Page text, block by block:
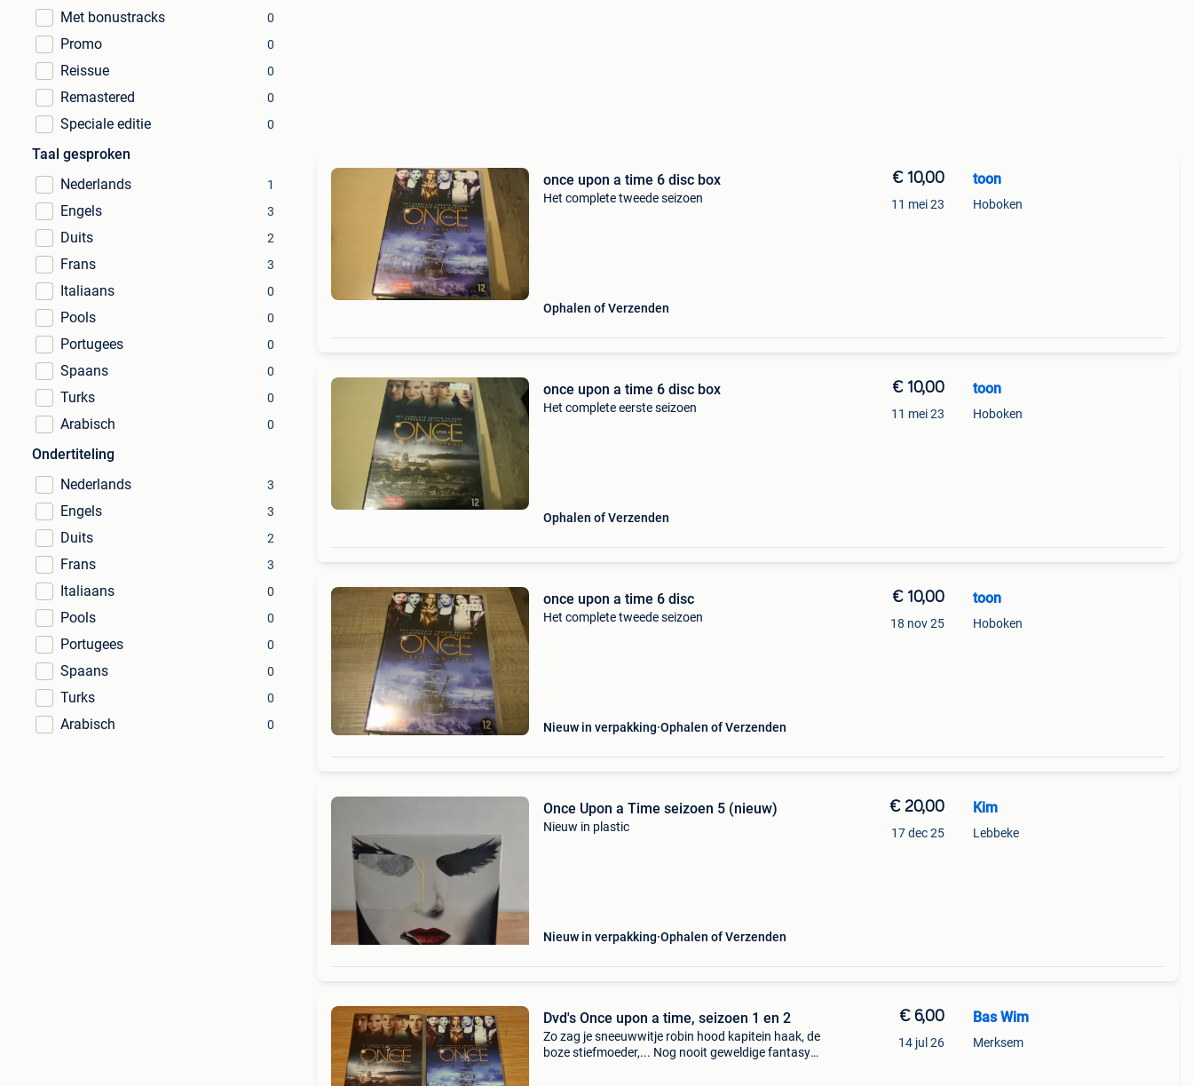
Met bonustracks 0
Promo 0
Reissue 0
Remastered 0
Speciale editie 0
Taal gesproken
Nederlands
1
Engels 3
Duits 2
Frans 3
Italiaans 0
Pools 0
Portugees 0
Spaans 0
Turks 0
Arabisch 0
Ondertiteling
Nederlands
3
Engels 3
Duits 2
Frans 3
Italiaans 0
Pools 0
Portugees 0
Spaans 0
Turks 0
Arabisch 0
once upon a time 6 disc box
Het complete tweede seizoen
Ophalen of Verzenden
€ 10,00
11 mei 23
toon
Hoboken
once upon a time 6 disc box
Het complete eerste seizoen
Ophalen of Verzenden
€ 10,00
11 mei 23
toon
Hoboken
once upon a time 6 disc
Het complete tweede seizoen
Nieuw in verpakking Ophalen of Verzenden
€ 10,00
18 nov 25
toon
Hoboken
Once Upon a Time seizoen 5 (nieuw)
Nieuw in plastic
Nieuw in verpakking Ophalen of Verzenden
€ 20,00
17 dec 25
Kim
Lebbeke
Dvd's Once upon a time, seizoen 1 en 2
Zo zag je sneeuwwitje robin hood kapitein haak, de
boze stiefmoeder,... Nog nooit geweldige fantasy
€ 6,00
14 jul 26
Bas Wim
Merksem